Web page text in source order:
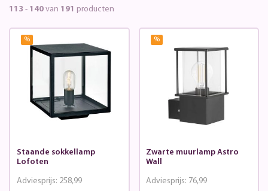
113 - 140 van 191 producten
%
Staande sokkellamp
Lofoten
Adviesprijs: 258,99
%
Zwarte muurlamp Astro
Wall
Adviesprijs: 76,99